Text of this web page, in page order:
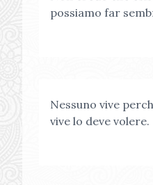
possiamo far
Nessuno vive
vive lo deve volere.